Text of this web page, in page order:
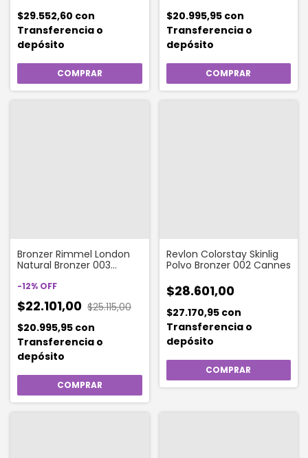
$29.552,60 con
Transferencia o
depósito
$20.995,95 con
Transferencia o
depósito
Bronzer Rimmel London
Natural Bronzer 003
-12% OFF
$22.101,00 $25.115,00
$20.995,95 con
Transferencia o
depósito
Revlon Colorstay Skinlig
Polvo Bronzer 002 Cannes
$28.601,00
$27.170,95 con
Transferencia o
depósito